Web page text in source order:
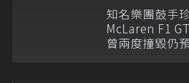
知名樂團鼓手
McLaren F1
曾兩度撞毀仍